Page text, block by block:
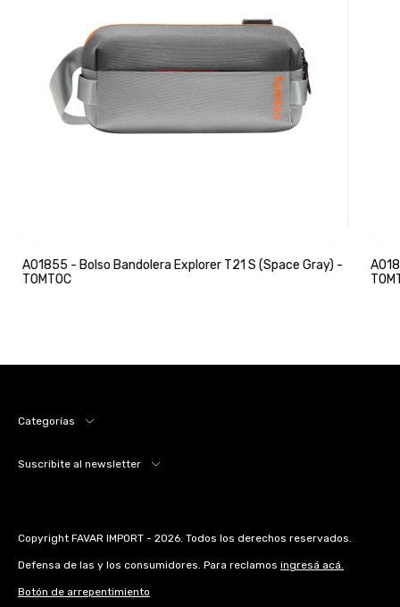
A01855 - Bolso Bandolera Explorer T21 S (Space Gray) -
TOMTOC
Categorías
Suscribite al newsletter
Copyright FAVAR IMPORT - 2026. Todos los derechos reservados.
Defensa de las y los consumidores. Para reclamos ingresá acá.
Botón de arrepentimiento